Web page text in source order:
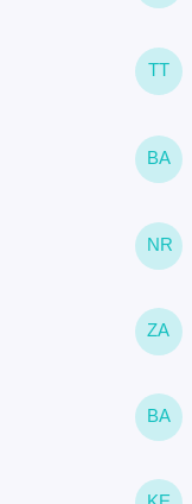
TT
BA
NR
ZA
BA